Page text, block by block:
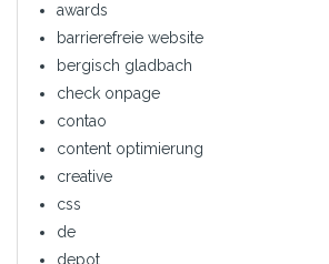
awards
barrierefreie website
bergisch gladbach
check onpage
contao
content optimierung
creative
css
de
depot